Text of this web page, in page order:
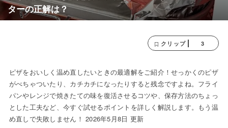
ターの正解は？
クリップ 3
ピザをおいしく温め直したいときの最適解をご紹介！せっかくのピザ
がべちゃついたり、カチカチになったりすると残念ですよね。フライ
パンやレンジで焼きたての味を復活させるコツや、保存方法のちょっ
とした工夫など、今すぐ試せるポイントを詳しく解説します。もう温
め直しで失敗しません！ 2026年5月8日 更新